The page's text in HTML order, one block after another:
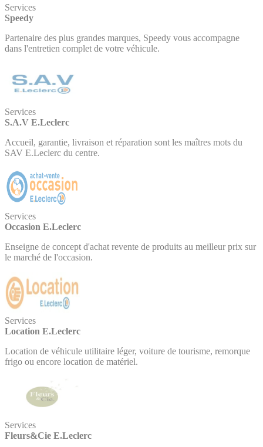
Services
Speedy
Partenaire des plus grandes marques, Speedy vous accompagne
dans l'entretien complet de votre véhicule.
Services
S.A.V E.Leclerc
Accueil, garantie, livraison et réparation sont les maîtres mots du
SAV E.Leclerc du centre.
Services
Occasion E.Leclerc
Enseigne de concept d'achat revente de produits au meilleur prix sur
le marché de l'occasion.
Services
Location E.Leclerc
Location de véhicule utilitaire léger, voiture de tourisme, remorque
frigo ou encore location de matériel.
Services
Fleurs&Cie E.Leclerc